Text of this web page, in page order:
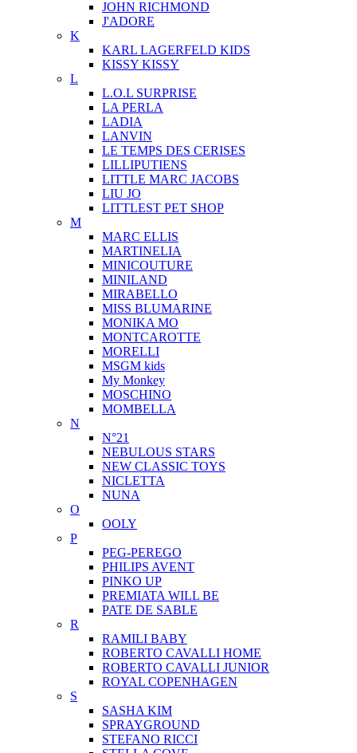
JOHN RICHMOND
J'ADORE
K
KARL LAGERFELD KIDS
KISSY KISSY
L
L.O.L SURPRISE
LA PERLA
LADIA
LANVIN
LE TEMPS DES CERISES
LILLIPUTIENS
LITTLE MARC JACOBS
LIU JO
LITTLEST PET SHOP
M
MARC ELLIS
MARTINELIA
MINICOUTURE
MINILAND
MIRABELLO
MISS BLUMARINE
MONIKA MO
MONTCAROTTE
MORELLI
MSGM kids
My Monkey
MOSCHINO
MOMBELLA
N
N°21
NEBULOUS STARS
NEW CLASSIC TOYS
NICLETTA
NUNA
O
OOLY
P
PEG-PEREGO
PHILIPS AVENT
PINKO UP
PREMIATA WILL BE
PATE DE SABLE
R
RAMILI BABY
ROBERTO CAVALLI HOME
ROBERTO CAVALLI JUNIOR
ROYAL COPENHAGEN
S
SASHA KIM
SPRAYGROUND
STEFANO RICCI